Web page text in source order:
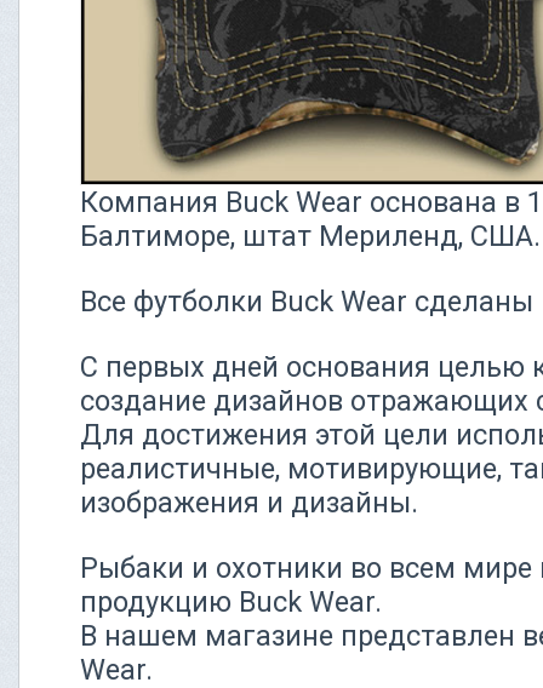
Компания Buck Wear основана в
Балтиморе, штат Мериленд, США.
Все футболки Buck Wear сделаны
С первых дней основания целью
создание дизайнов отражающих
Для достижения этой цели
реалистичные, мотивирующие,
изображения и дизайны.
Рыбаки и охотники во всем мире
продукцию Buck Wear.
В нашем магазине представлен
Wear.